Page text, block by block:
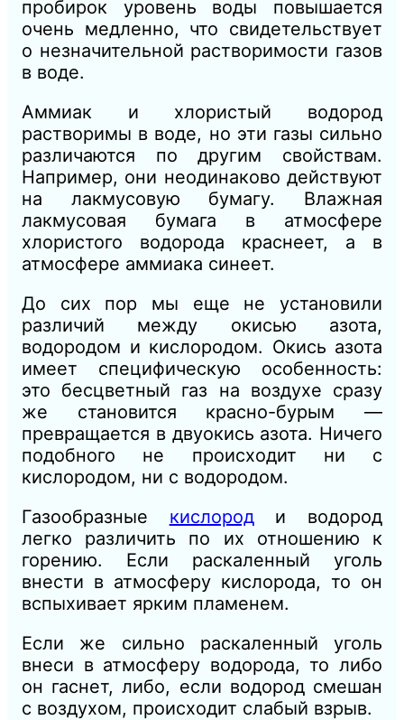
пробирок уровень воды повышается
очень медленно, что свидетельствует
о незначительной растворимости газов
в воде.
Аммиак и хлористый водород
растворимы в воде, но эти газы сильно
различаются по другим свойствам.
Например, они неодинаково действуют
на лакмусовую бумагу. Влажная
лакмусовая бумага в атмосфере
хлористого водорода краснеет, а в
атмосфере аммиака синеет.
До сих пор мы еще не установили
различий между окисью азота,
водородом и кислородом. Окись азота
имеет специфическую особенность:
это бесцветный газ на воздухе сразу
же становится красно-бурым —
превращается в двуокись азота. Ничего
подобного не происходит ни с
кислородом, ни с водородом.
Газообразные кислороди водород
легко различить по их отношению к
горению. Если раскаленный уголь
внести в атмосферу кислорода, то он
вспыхивает ярким пламенем.
Если же сильно раскаленный уголь
внеси в атмосферу водорода, то либо
он гаснет, либо, если водород смешан
с воздухом, происходит слабый взрыв.